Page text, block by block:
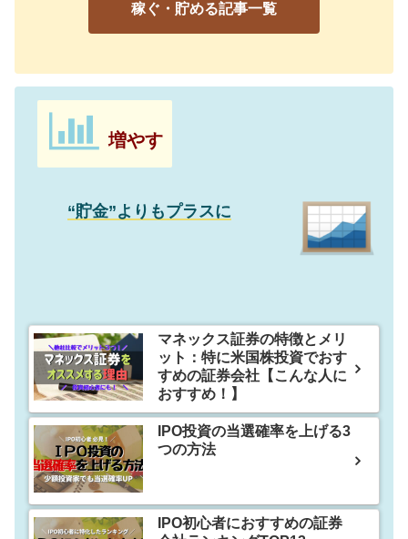
稼ぐ・貯める記事一覧
増やす
“貯金”よりもプラスに
マネックス証券の特徴とメリ
ット：特に米国株投資でおす
すめの証券会社【こんな人に
おすすめ！】
IPO投資の当選確率を上げる3
つの方法
IPO初心者におすすめの証券